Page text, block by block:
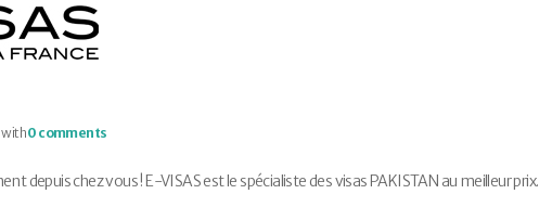
with0 comments
depuis chez vous ! E-VISAS est le spécialiste des visas PAKISTAN au meilleur prix.